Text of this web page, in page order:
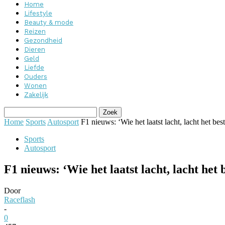
Home
Lifestyle
Beauty & mode
Reizen
Gezondheid
Dieren
Geld
Liefde
Ouders
Wonen
Zakelijk
Home Sports Autosport F1 nieuws: ‘Wie het laatst lacht, lacht het
Sports
Autosport
F1 nieuws: ‘Wie het laatst lacht, lacht het
Door
Raceflash
-
0